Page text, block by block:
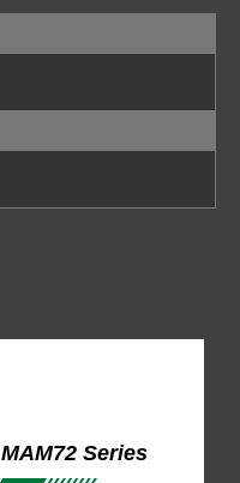
MAM72 Series